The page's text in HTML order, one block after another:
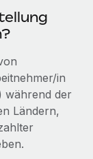
in
während der
Ländern,